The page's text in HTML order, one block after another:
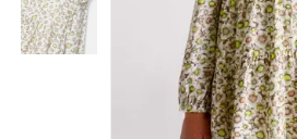
Σχετικά με εμάς